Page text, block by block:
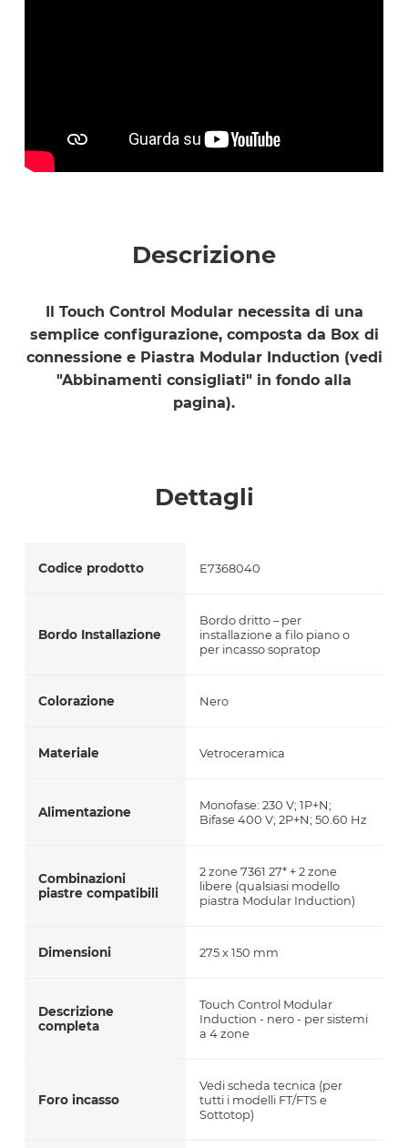
Descrizione
Il Touch Control Modular necessita di una
semplice configurazione, composta da Box di
connessione e Piastra Modular Induction (vedi
"Abbinamenti consigliati" in fondo alla
pagina).
Dettagli
Codice prodotto E7368040
Bordo Installazione
Bordo dritto – per
installazione a filo piano o
per incasso sopratop
Colorazione Nero
Materiale Vetroceramica
Alimentazione
Monofase: 230 V; 1P+N;
Bifase 400 V; 2P+N; 50.60 Hz
Combinazioni
piastre compatibili
2 zone 7361 27* + 2 zone
libere (qualsiasi modello
piastra Modular Induction)
Dimensioni 275 x 150 mm
Descrizione
completa
Touch Control Modular
Induction - nero - per sistemi
a 4 zone
Foro incasso
Vedi scheda tecnica (per
tutti i modelli FT/FTS e
Sottotop)